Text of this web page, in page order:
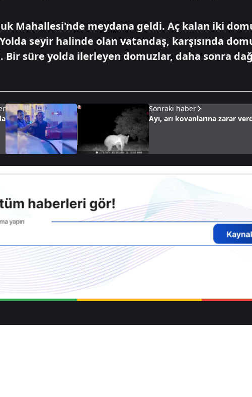
Mahallesi'nde meydana geldi. Aç kalan iki
seyir halinde olan vatandaş, karşısında
süre yolda ilerleyen domuzlar, daha sonra
Sonraki haber
Ayı, arı kovanlarına zarar